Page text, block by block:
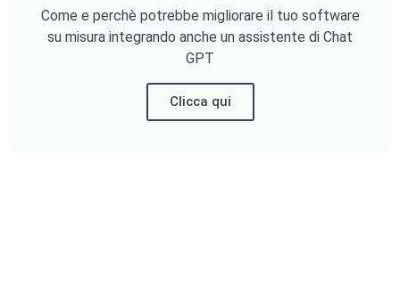
Come e perchè potrebbe migliorare il tuo software
su misura integrando anche un assistente di Chat
GPT
Clicca qui